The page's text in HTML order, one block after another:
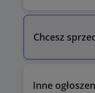
Inne
Chcesz